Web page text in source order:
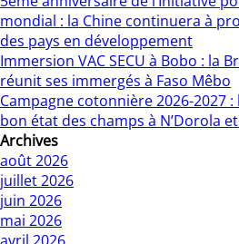
mondial : la Chine continuera à
des pays en développement
Immersion VAC SECU à Bobo : la
réunit ses immergés à Faso Mêbo
Campagne cotonnière 2026-2027 :
bon état des champs à N’Dorola
Archives
août 2026
juillet 2026
juin 2026
mai 2026